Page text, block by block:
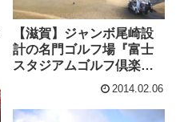
【滋賀】ジャンボ尾崎設
計の名門ゴルフ場『富士
スタジアムゴルフ倶楽部
2014.02.06